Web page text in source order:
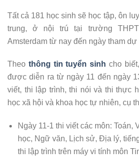
Tất cả 181 học sinh sẽ học tập, ôn
trung, ở nội trú tại trường
Amsterdam từ nay đến ngày tham dự
Theo thông tin tuyển sinh cho
được diễn ra từ ngày 11 đến ngày
viết, thi lập trình, thi nói và thi thực
học xã hội và khoa học tự nhiên, cụ
Ngày 11-1 thi viết các môn: Toán,
học, Ngữ văn, Lịch sử, Địa lý,
thi lập trình trên máy vi tính môn